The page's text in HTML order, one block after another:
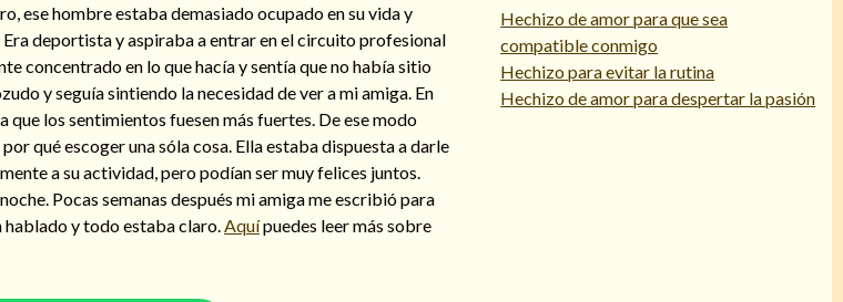
ese hombre estaba demasiado ocupado en su vida y
deportista y aspiraba a entrar en el circuito profesional
concentrado en lo que hacía y sentía que no había sitio
y seguía sintiendo la necesidad de ver a mi amiga. En
que los sentimientos fuesen más fuertes. De ese modo
qué escoger una sóla cosa. Ella estaba dispuesta a darle
a su actividad, pero podían ser muy felices juntos.
Pocas semanas después mi amiga me escribió para
y todo estaba claro. Aquípuedes leer más sobre
Hechizo de amor para que sea
compatible conmigo
Hechizo para evitar la rutina
Hechizo de amor para despertar la pasión